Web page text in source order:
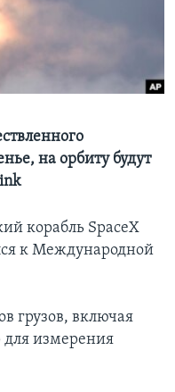
на орбиту будут
корабль SpaceX
к Международной
грузов, включая
для измерения